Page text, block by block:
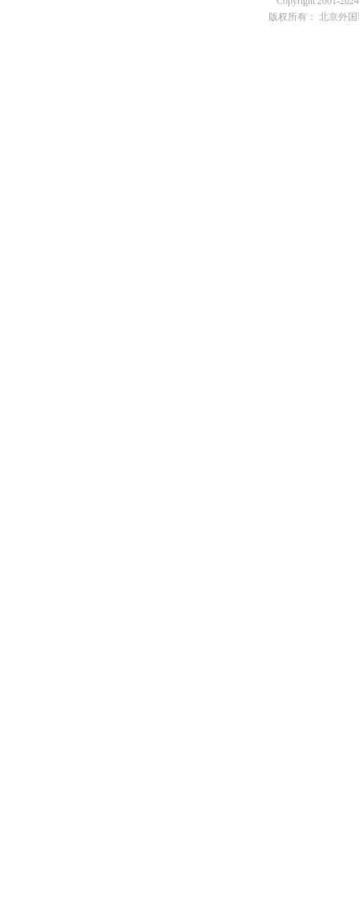
版权所有： 北京外